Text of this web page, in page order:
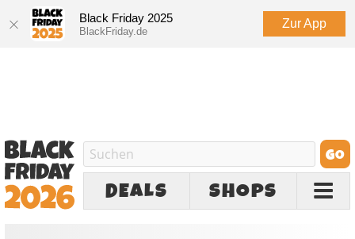
Black Friday 2025
BlackFriday.de
Zur App
DEALS SHOPS